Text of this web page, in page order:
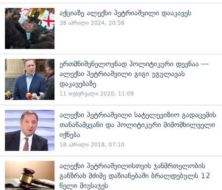
აქციაზე ალექსი პეტრიაშვილი დააკავეს
28 აპრილი 2024, 20:58
ერთმნიშვნელოვნად პოლიტიკური დევნაა —
ალექსი პეტრიაშვილი გიგი უგულავას
დაკავებაზე
11 თებერვალი 2020, 11:09
ალექსი პეტრიაშვილი სატელევიზიო გადაცემის
თანაწამყვანი და პოლიტიკური მიმომხილველი
იქნება
18 აპრილი 2018, 07:10
ალექსი პეტრიაშვილისთვის ჯანმრთელობის
განზრახ მძიმე დაზიანებაში ბრალდებულს 12
წელი მიუსაჯეს